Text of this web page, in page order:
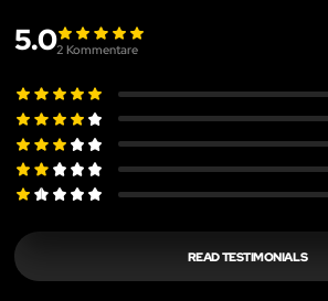
5.02 Kommentare
READ TESTIMONIALS